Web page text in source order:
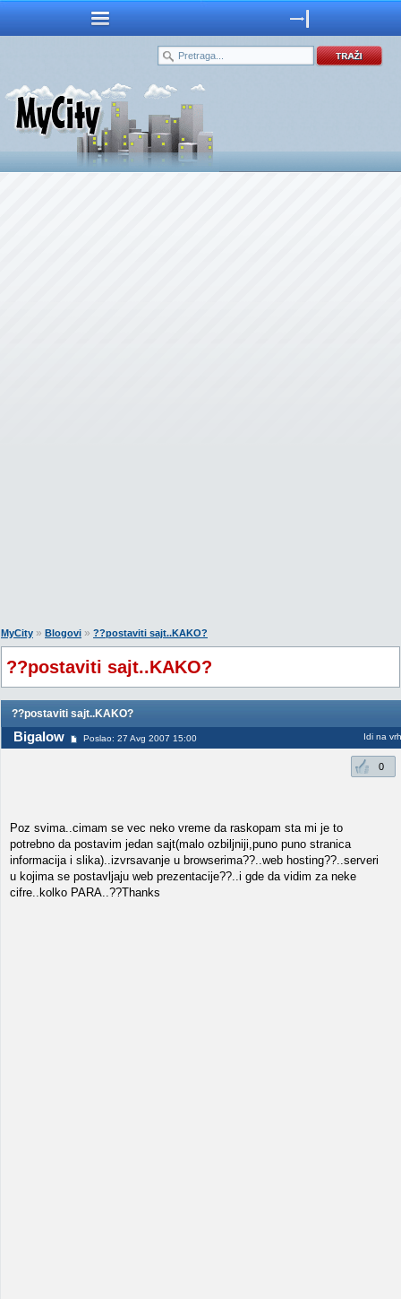
MyCity » Blogovi » ??postaviti sajt..KAKO?
??postaviti sajt..KAKO?
??postaviti sajt..KAKO?
Bigalow Poslao: 27 Avg 2007 15:00 Idi na vrh
0
Poz svima..cimam se vec neko vreme da raskopam sta mi je to
potrebno da postavim jedan sajt(malo ozbiljniji,puno puno stranica
informacija i slika)..izvrsavanje u browserima??..web hosting??..serveri
u kojima se postavljaju web prezentacije??..i gde da vidim za neke
cifre..kolko PARA..??Thanks